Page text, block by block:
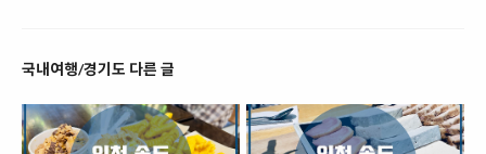
국내여행/경기도 다른 글